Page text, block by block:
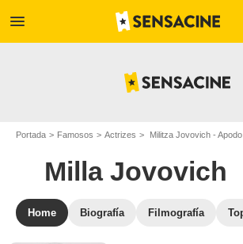
menu
Portada Famosos Actrizes Militza Jovovich -
Milla Jovovich
Home Biografía Filmografía